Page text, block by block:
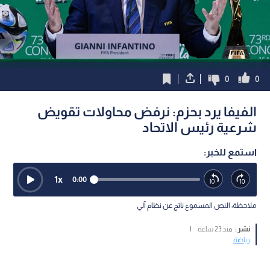
0
0
الفيفا يرد بحزم: نرفض محاولات تقويض
شرعية رئيس الاتحاد
استمع للخبر:
0:00
1x
ملاحظة: النص المسموع ناتج عن نظام آلي
نشر : منذ 23 ساعة
|
رياضة